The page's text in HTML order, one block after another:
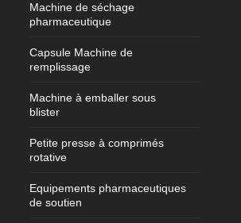
Machine de séchage
pharmaceutique
Capsule Machine de
remplissage
Machine à emballer sous
blister
Petite presse à comprimés
rotative
Equipements pharmaceutiques
de soutien